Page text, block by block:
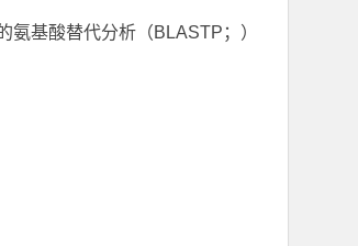
氨基酸替代分析（BLASTP；）